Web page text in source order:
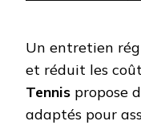
Un entretien
et réduit les
Tennis propose
adaptés pour